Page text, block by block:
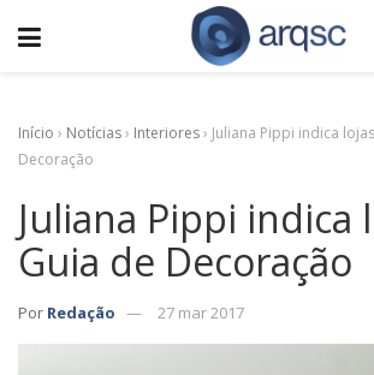
Início › Notícias› Interiores› Juliana Pippi indica
Decoração
Juliana Pippi indica
Guia de Decoração
Por Redação 27 mar 2017